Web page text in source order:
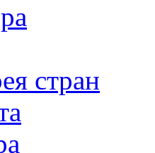
стран